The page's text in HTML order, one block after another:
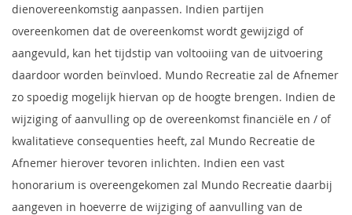
dienovereenkomstig aanpassen. Indien partijen
overeenkomen dat de overeenkomst wordt gewijzigd of
aangevuld, kan het tijdstip van voltooiing van de uitvoering
daardoor worden beïnvloed. Mundo Recreatie zal de Afnemer
zo spoedig mogelijk hiervan op de hoogte brengen. Indien de
wijziging of aanvulling op de overeenkomst financiële en / of
kwalitatieve consequenties heeft, zal Mundo Recreatie de
Afnemer hierover tevoren inlichten. Indien een vast
honorarium is overeengekomen zal Mundo Recreatie daarbij
aangeven in hoeverre de wijziging of aanvulling van de